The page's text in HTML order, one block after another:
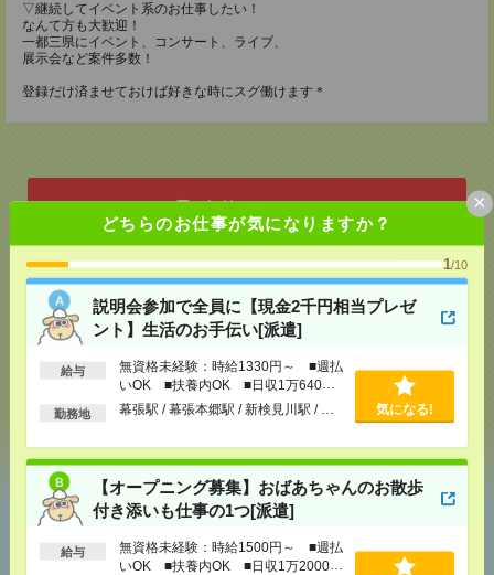
どちらのお仕事が気になりますか？
1/10
説明会参加で全員に【現金2千円相当プレゼ
ント】生活のお手伝い[派遣]
給与
無資格未経験：時給1330円～ ■週払
いOK ■扶養内OK ■日収1万640円
以上
勤務地 幕張駅 / 幕張本郷駅 / 新検見川駅 / … 気になる!
【オープニング募集】おばあちゃんのお散歩
付き添いも仕事の1つ[派遣]
給与
無資格未経験：時給1500円～ ■週払
いOK ■扶養内OK ■日収1万2000円
×
▽継続してイベント系のお仕事したい！
なんて方も大歓迎！
一都三県にイベント、コンサート、ライブ、
展示会など案件多数！
登録だけ済ませておけば好きな時にスグ働けます＊
応募ページへ
気になる！
メールで送る LINE
あなたの閲覧履歴からの
おすすめ